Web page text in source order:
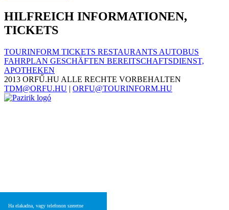
Ha elakadna, vagy telefonon szeretne
HILFREICH INFORMATIONEN,
TICKETS
TOURINFORM TICKETS RESTAURANTS AUTOBUS
FAHRPLAN GESCHÄFTEN BEREITSCHAFTSDIENST,
APOTHEKEN
2013 ORFŰ.HU ALLE RECHTE VORBEHALTEN
TDM@ORFU.HU | ORFU@TOURINFORM.HU